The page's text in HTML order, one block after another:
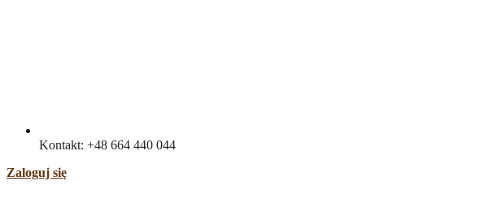
Kontakt: +48 664 440 044
Zaloguj się